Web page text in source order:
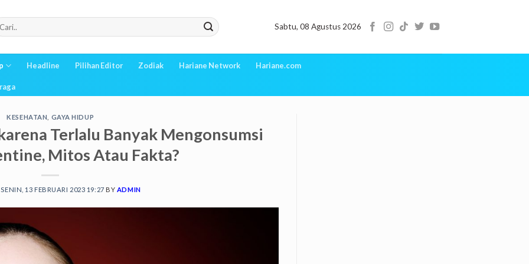
Sabtu, 08 Agustus 2026
Headline Pilihan Editor Zodiak Hariane Network Hariane.com
KESEHATAN GAYA HIDUP
Terlalu Banyak Mengonsumsi
Mitos Atau Fakta?
SENIN, 13 FEBRUARI 2023 19:27 BY ADMIN